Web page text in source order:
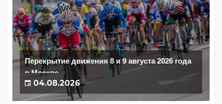
Перекрытие движения 8 и 9 августа 2026 года
в Москве
04.08.2026